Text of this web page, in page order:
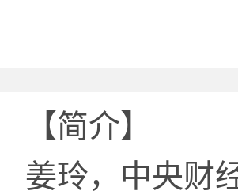
【简介】
姜玲，中央财